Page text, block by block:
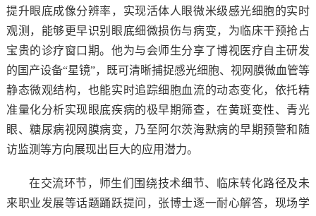
提升眼底成像分辨率，实现活体人眼微米级感光细胞的实时
观测，能够更早识别眼底细微损伤与病变，为临床干预抢占
宝贵的诊疗窗口期。他为与会师生分享了博视医疗自主研发
的国产设备“星镜”，既可清晰捕捉感光细胞、视网膜微血管等
静态微观结构，也能实时追踪细胞血流的动态变化，依托精
准量化分析实现眼底疾病的极早期筛查，在黄斑变性、青光
眼、糖尿病视网膜病变，乃至阿尔茨海默病的早期预警和随
访监测等方向展现出巨大的应用潜力。
在交流环节， 师生们围绕技术细节、临床转化路径及未
来职业发展等话题踊跃提问，张博士逐一耐心解答，现场学